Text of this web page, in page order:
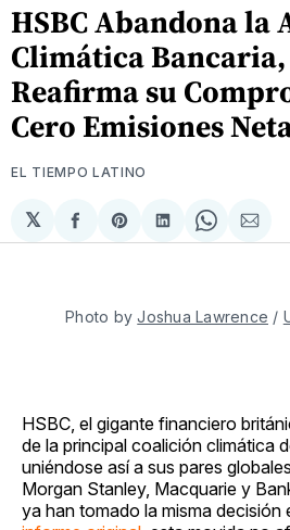
HSBC Abandona la
Climática Bancaria,
Reafirma su
Cero Emisiones
EL TIEMPO LATINO
𝕏
Compartir
en
Share
on
Compartir
en
Share
on
via
Photo by Joshua Lawrence /
HSBC, el gigante financiero
de la principal coalición climática
uniéndose así a sus pares
Morgan Stanley, Macquarie y
ya han tomado la misma decisión